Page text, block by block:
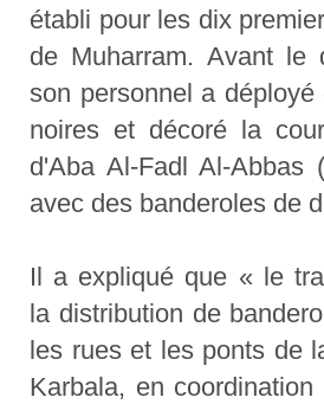
établi pour les dix
de Muharram. Avant le
son personnel a déployé
noires et décoré la
d'Aba Al-Fadl Al-Abbas
avec des banderoles de
Il a expliqué que « le
la distribution de
les rues et les ponts de
Karbala, en